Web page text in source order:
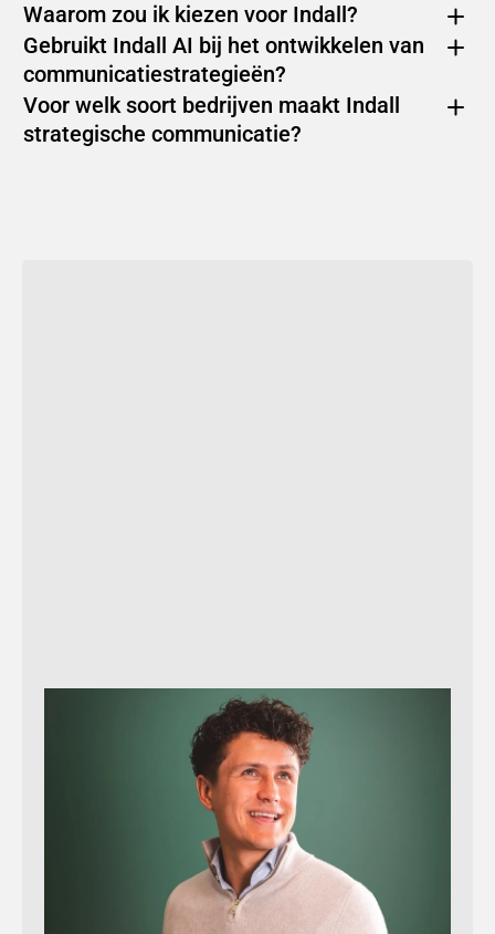
Waarom zou ik kiezen voor Indall?
Gebruikt Indall AI bij het ontwikkelen van
communicatiestrategieën?
Voor welk soort bedrijven maakt Indall
strategische communicatie?